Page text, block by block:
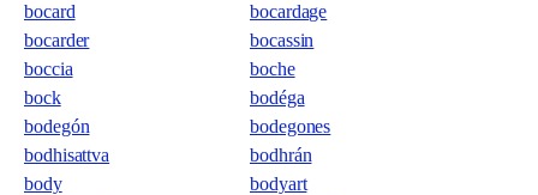
bocard
bocardage
bocarder
bocassin
boccia
boche
bock
bodéga
bodegón
bodegones
bodhisattva
bodhrán
body
bodyart